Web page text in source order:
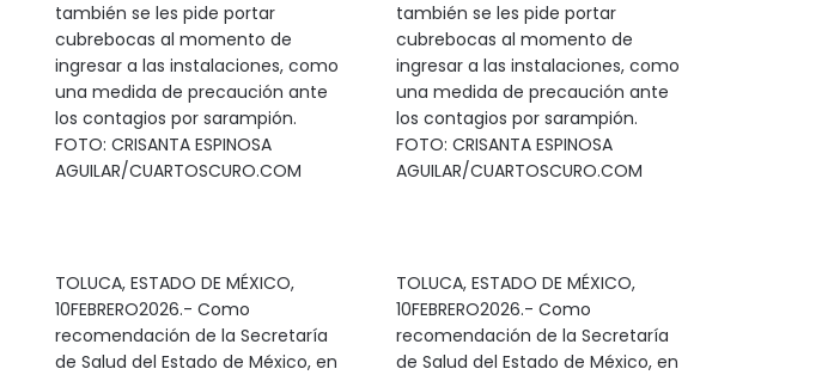
también se les pide portar
cubrebocas al momento de
ingresar a las instalaciones, como
una medida de precaución ante
los contagios por sarampión.
FOTO: CRISANTA ESPINOSA
AGUILAR/CUARTOSCURO.COM
también se les pide portar
cubrebocas al momento de
ingresar a las instalaciones, como
una medida de precaución ante
los contagios por sarampión.
FOTO: CRISANTA ESPINOSA
AGUILAR/CUARTOSCURO.COM
TOLUCA, ESTADO DE MÉXICO,
10FEBRERO2026.- Como
recomendación de la Secretaría
de Salud del Estado de México, en
TOLUCA, ESTADO DE MÉXICO,
10FEBRERO2026.- Como
recomendación de la Secretaría
de Salud del Estado de México, en